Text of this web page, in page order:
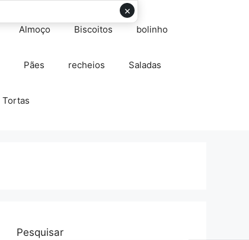
Almoço Biscoitos bolinho
Pães recheios Saladas
Tortas
Pesquisar
×